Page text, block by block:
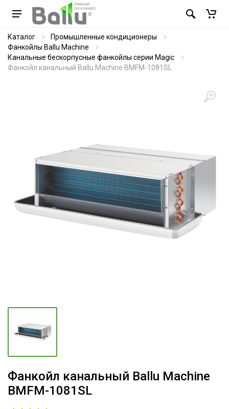
Каталог
Промышленные кондиционеры
Фанкойлы Ballu Machine
Канальные бескорпусные фанкойлы серии Magic
Фанкойл канальный Ballu Machine BMFM-1081SL
Фанкойл канальный Ballu Machine
BMFM-1081SL